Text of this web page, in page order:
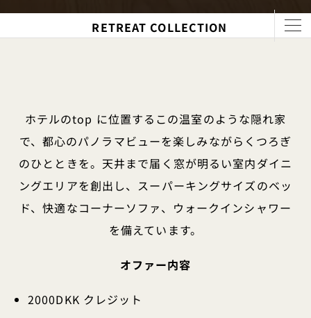
RETREAT COLLECTION
ホテルのtop に位置するこの温室のような隠れ家
で、都心のパノラマビューを楽しみながらくつろぎ
のひとときを。天井まで届く窓が明るい室内ダイニ
ングエリアを創出し、スーパーキングサイズのベッ
ド、快適なコーナーソファ、ウォークインシャワー
を備えています。
オファー内容
2000DKK クレジット